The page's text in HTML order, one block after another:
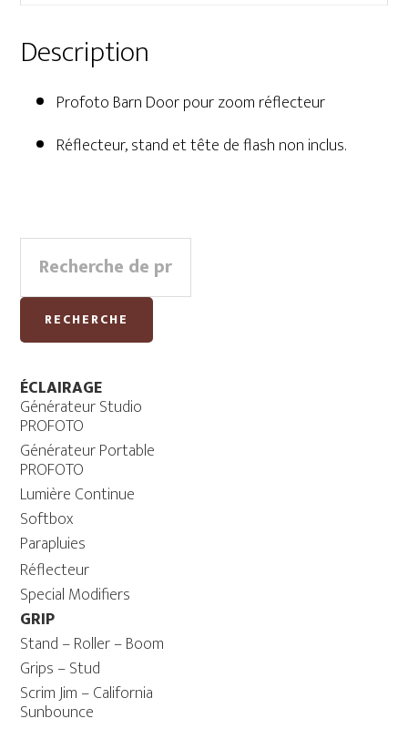
Description
Profoto Barn Door pour zoom réflecteur
Réflecteur, stand et tête de flash non inclus.
Primary
Sidebar
pour :
RECHERCHE
ÉCLAIRAGE
Générateur Studio
PROFOTO
Générateur Portable
PROFOTO
Lumière Continue
Softbox
Parapluies
Réflecteur
Special Modifiers
GRIP
Stand – Roller – Boom
Grips – Stud
Scrim Jim – California
Sunbounce